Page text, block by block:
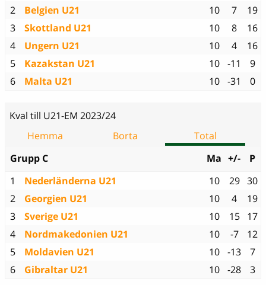
2
Belgien U21 10 7
19
3
Skottland U21 10 8
16
4
Ungern U21 10 4
16
5
Kazakstan U21 10 -11
9
6
Malta U21 10 -31 0
Kval till U21-EM 2023/24
Hemma
Borta
Total
Grupp C
Ma +/-
P
1
Nederländerna U21 10 29 30
2
Georgien U21 10 4
19
3
Sverige U21 10 15
17
4
Nordmakedonien U21 10 -7
12
5
Moldavien U21 10 -13
7
6
Gibraltar U21 10 -28 3